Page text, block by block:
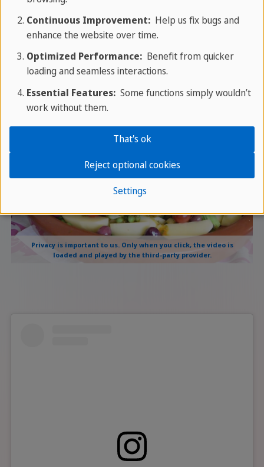
Privacy is important to us. Only when you click, the video is
Privacy is important to us. Only when you click, the video is
loaded and played by the third-party provider.
Continuous Improvement:Help us fix bugs and
enhance the website over time.
Optimized Performance:Benefit from quicker
loading and seamless interactions.
Essential Features:Some functions simply wouldn’t
work without them.
Settings
Reject optional cookies
That's ok